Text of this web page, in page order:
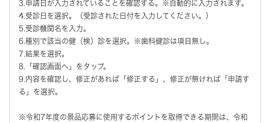
3.申請日が入力されていることを確認する。※自動的に入力されます。
4.受診日を選択。（受診された日付を入力してください。）
5.受診機関名を入力。
6.種別で該当の健（検）診を選択。※歯科健診は項目無し。
7.結果を選択。
8.「確認画面へ」をタップ。
9.内容を確認し、修正があれば「修正する」、修正が無ければ「申請す
る」を選択。
※令和7年度の景品応募に使用するポイントを取得できる期間は、令和